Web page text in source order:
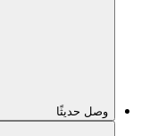
وصل حديثًا